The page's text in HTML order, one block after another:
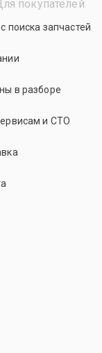
покупателей
поиска запчастей
в разборе
и СТО